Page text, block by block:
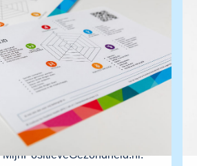
een betekenisvol leven
mee kunnen doen en ons
Dat blijkt uit onderzoek. Het
lichamelijke gezondheid,
veerkracht geeft. En dat is per
Daarom focust Positieve
ziekte, maar op wat voor